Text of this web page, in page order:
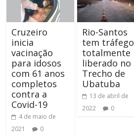
Cruzeiro
inicia
vacinação
para idosos
com 61 anos
completos
contra a
Covid-19
4 de maio de
2021
0
Rio-Santos
tem tráfego
totalmente
liberado no
Trecho de
Ubatuba
13 de abril de
2022
0